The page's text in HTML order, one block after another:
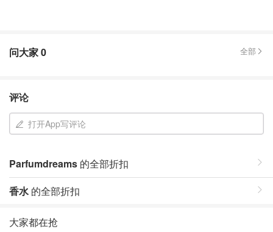
问大家0 全部
评论
打开App写评论
Parfumdreams 的全部折扣
香水 的全部折扣
大家都在抢